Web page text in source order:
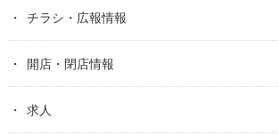
チラシ・広報情報
開店・閉店情報
求人